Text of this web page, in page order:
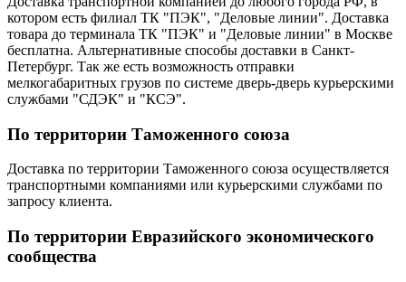
котором есть филиал ТК "ПЭК", "Деловые линии". Доставка
товара до терминала ТК "ПЭК" и "Деловые линии" в Москве
бесплатна. Альтернативные способы доставки в Санкт-
Петербург. Так же есть возможность отправки
мелкогабаритных грузов по системе дверь-дверь курьерскими
службами "СДЭК" и "КСЭ".
По территории Таможенного союза
Доставка по территории Таможенного союза осуществляется
транспортными компаниями или курьерскими службами по
запросу клиента.
По территории Евразийского экономического
сообщества